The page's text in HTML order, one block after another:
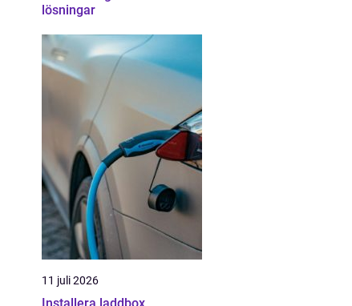
lösningar
11 juli 2026